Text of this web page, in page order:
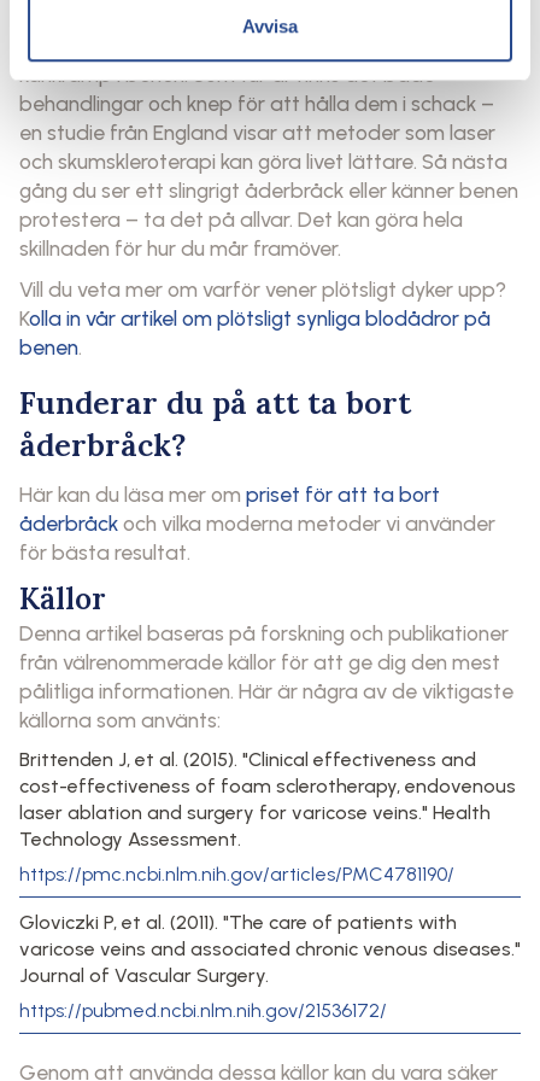
Avvisa
vara kroppens sätt att säga att något inte står rätt
kärlkramp i benen. Som tur är finns det både
behandlingar och knep för att hålla dem i schack –
en studie från England visar att metoder som laser
och skumskleroterapi kan göra livet lättare. Så nästa
gång du ser ett slingrigt åderbråck eller känner benen
protestera – ta det på allvar. Det kan göra hela
skillnaden för hur du mår framöver.
Vill du veta mer om varför vener plötsligt dyker upp?
Kolla in vår artikel om plötsligt synliga blodådror på
benen.
Funderar du på att ta bort
åderbråck?
Här kan du läsa mer om priset för att ta bort
åderbråckoch vilka moderna metoder vi använder
för bästa resultat.
Källor
Denna artikel baseras på forskning och publikationer
från välrenommerade källor för att ge dig den mest
pålitliga informationen. Här är några av de viktigaste
källorna som använts:
Brittenden J, et al. (2015). "Clinical effectiveness and
cost-effectiveness of foam sclerotherapy, endovenous
laser ablation and surgery for varicose veins." Health
Technology Assessment.
https://pmc.ncbi.nlm.nih.gov/articles/PMC4781190/
Gloviczki P, et al. (2011). "The care of patients with
varicose veins and associated chronic venous diseases."
Journal of Vascular Surgery.
https://pubmed.ncbi.nlm.nih.gov/21536172/
Genom att använda dessa källor kan du vara säker